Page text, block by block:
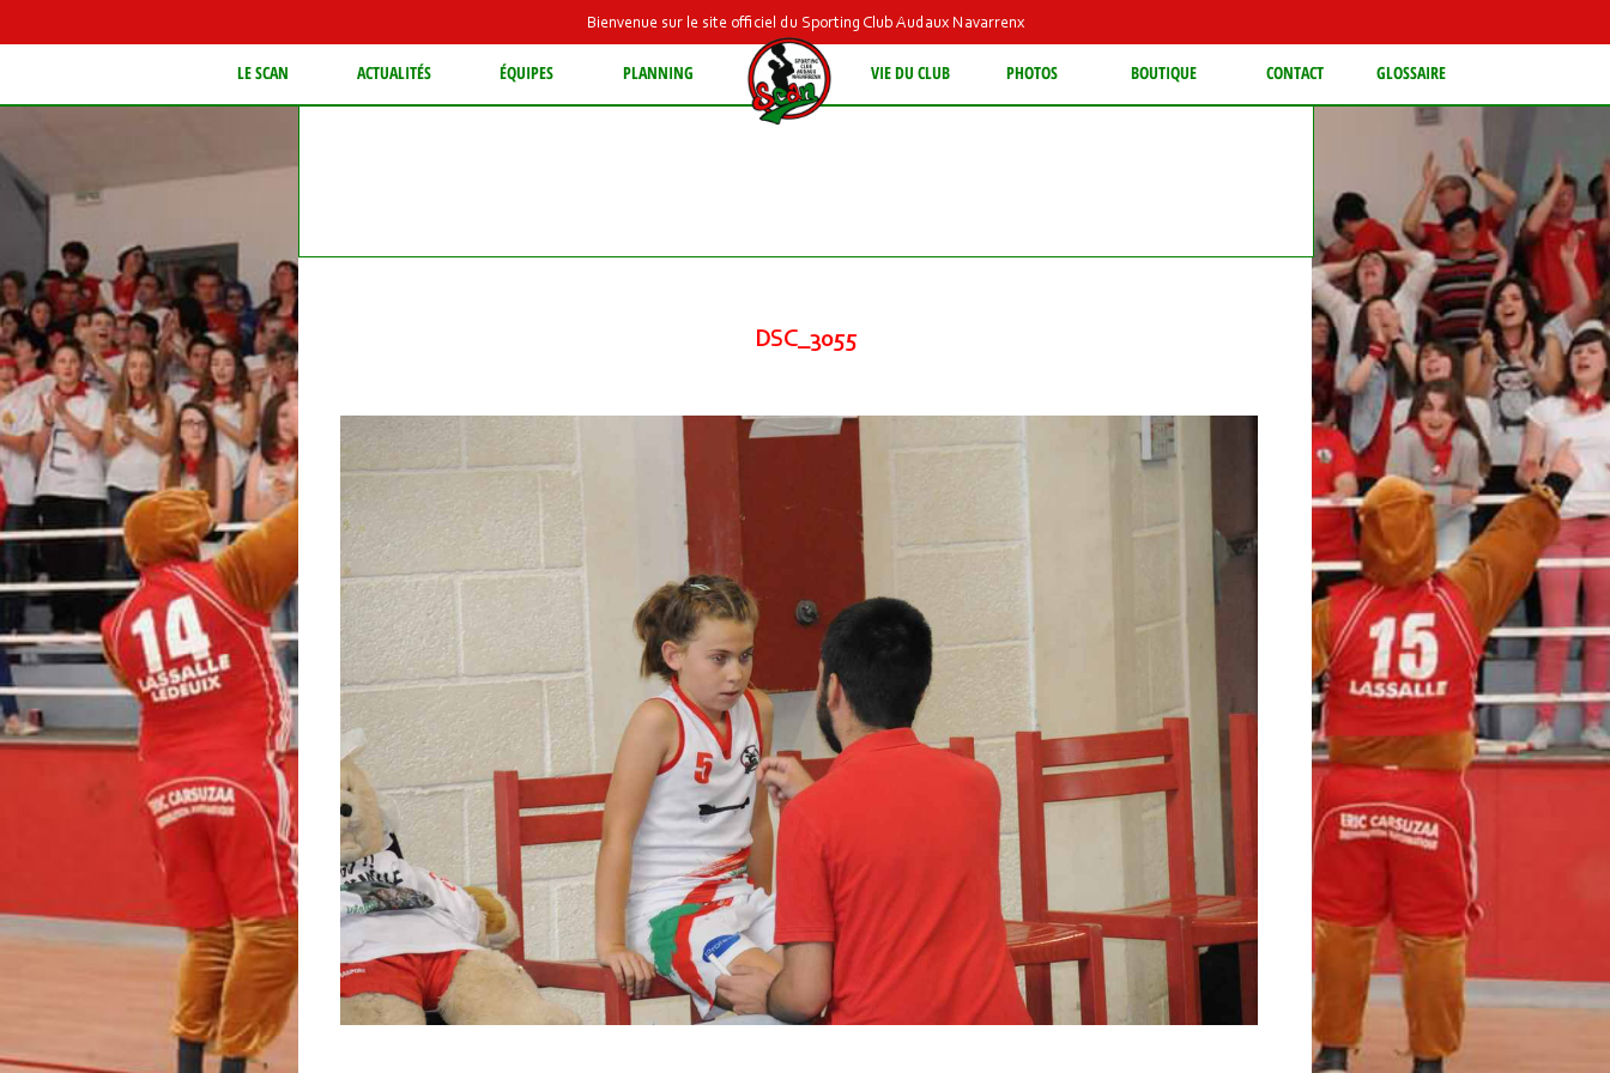
Bienvenue sur le site officiel du Sporting Club Audaux Navarrenx
LE SCAN ACTUALITÉS ÉQUIPES PLANNING VIE DU CLUB PHOTOS BOUTIQUE CONTACT GLOSSAIRE
DSC_3055